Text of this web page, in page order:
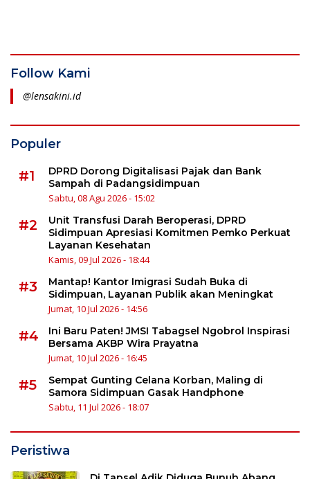
Follow Kami
@lensakini.id
Populer
#1
DPRD Dorong Digitalisasi Pajak dan Bank
Sampah di Padangsidimpuan
Sabtu, 08 Agu 2026 - 15:02
#2
Unit Transfusi Darah Beroperasi, DPRD
Sidimpuan Apresiasi Komitmen Pemko Perkuat
Layanan Kesehatan
Kamis, 09 Jul 2026 - 18:44
#3
Mantap! Kantor Imigrasi Sudah Buka di
Sidimpuan, Layanan Publik akan Meningkat
Jumat, 10 Jul 2026 - 14:56
#4
Ini Baru Paten! JMSI Tabagsel Ngobrol Inspirasi
Bersama AKBP Wira Prayatna
Jumat, 10 Jul 2026 - 16:45
#5
Sempat Gunting Celana Korban, Maling di
Samora Sidimpuan Gasak Handphone
Sabtu, 11 Jul 2026 - 18:07
Peristiwa